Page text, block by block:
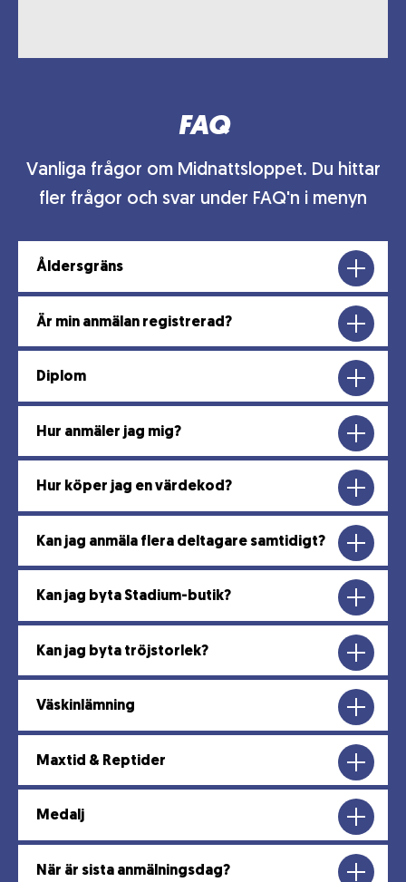
FAQ
Vanliga frågor om Midnattsloppet. Du hittar
fler frågor och svar under FAQ'n i menyn
Åldersgräns
Är min anmälan registrerad?
Diplom
Hur anmäler jag mig?
Hur köper jag en värdekod?
Kan jag anmäla flera deltagare samtidigt?
Kan jag byta Stadium-butik?
Kan jag byta tröjstorlek?
Väskinlämning
Maxtid & Reptider
Medalj
När är sista anmälningsdag?